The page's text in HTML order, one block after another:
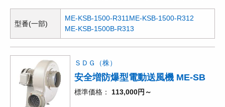
め、効率も良く、騒音も低い値になります。風量、静圧とも高範
囲に使用できます。●昭和電機社製の防爆形電動機を取り付け
て、可燃性ガスが発生・滞留している場所で使用できるタイプで
す。●風量が多く、選定範囲の広い多目的送風機です。●電動機部
とケーシング部が分離した構造で、軸受への水分の浸入や粉じん
の混入を防いでいます。
型番(一部)
ME-KSB-1500-R311 ME-KSB-1500-R312
ME-KSB-1500B-R313
ＳＤＧ（株）
安全増防爆型電動送風機 ME-SB
標準価格 113,000円～